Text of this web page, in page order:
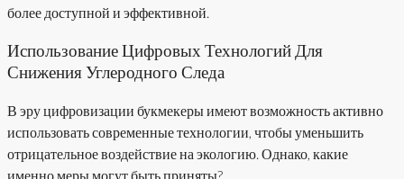
более доступной и эффективной.
Использование Цифровых Технологий Для
Снижения Углеродного Следа
В эру цифровизации букмекеры имеют возможность активно
использовать современные технологии, чтобы уменьшить
отрицательное воздействие на экологию. Однако, какие
именно меры могут быть приняты?